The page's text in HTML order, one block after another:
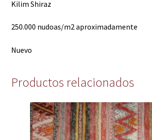
Kilim Shiraz
250.000 nudoas/m2 aproximadamente
Nuevo
Productos relacionados